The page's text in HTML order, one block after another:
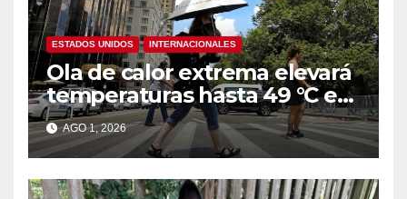
ESTADOS UNIDOS INTERNACIONALES
Ola de calor extrema elevará
temperaturas hasta 49 °C en
amplias zonas de Estados
Unidos
AGO 1, 2026